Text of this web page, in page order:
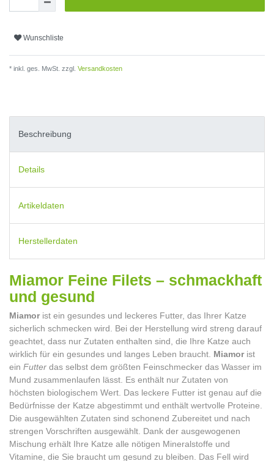
Wunschliste
* inkl. ges. MwSt. zzgl. Versandkosten
Beschreibung
Details
Artikeldaten
Herstellerdaten
Miamor Feine Filets – schmackhaft
und gesund
Miamor ist ein gesundes und leckeres Futter, das Ihrer Katze
sicherlich schmecken wird. Bei der Herstellung wird streng darauf
geachtet, dass nur Zutaten enthalten sind, die Ihre Katze auch
wirklich für ein gesundes und langes Leben braucht. Miamor ist
ein Futter das selbst dem größten Feinschmecker das Wasser im
Mund zusammenlaufen lässt. Es enthält nur Zutaten von
höchsten biologischem Wert. Das leckere Futter ist genau auf die
Bedürfnisse der Katze abgestimmt und enthält wertvolle Proteine.
Die ausgewählten Zutaten sind schonend Zubereitet und nach
strengen Vorschriften ausgewählt. Dank der ausgewogenen
Mischung erhält Ihre Katze alle nötigen Mineralstoffe und
Vitamine, die Sie braucht um gesund zu bleiben. Das Fell wird